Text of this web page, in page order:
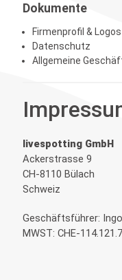
Dokumente
Firmenprofil & Logos
Datenschutz
Allgemeine
livespotting GmbH
Ackerstrasse 9
CH-8110 Bülach
Schweiz
Geschäftsführer:
MWST: CHE-